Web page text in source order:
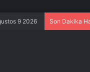
9 2026 Son Dakika